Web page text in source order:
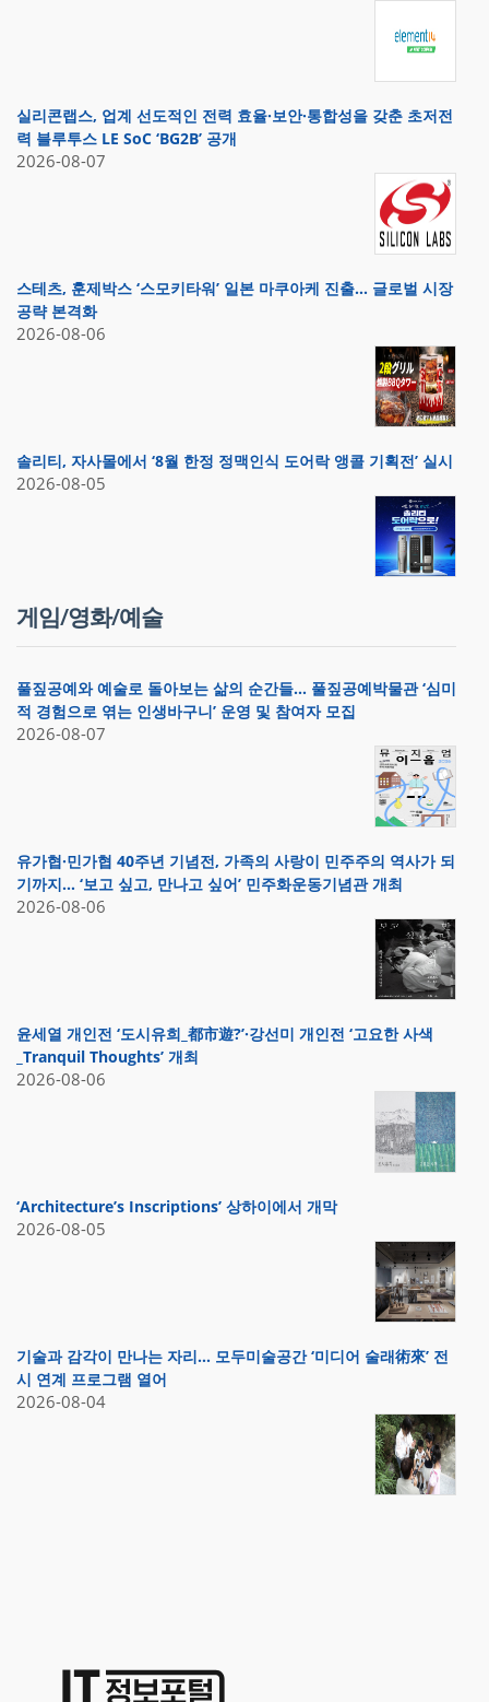
실리콘랩스, 업계 선도적인 전력 효율·보안·통합성을 갖춘 초저전
력 블루투스 LE SoC ‘BG2B’ 공개
2026-08-07
스테츠, 훈제박스 ‘스모키타워’ 일본 마쿠아케 진출… 글로벌 시장
공략 본격화
2026-08-06
솔리티, 자사몰에서 ‘8월 한정 정맥인식 도어락 앵콜 기획전’ 실시
2026-08-05
게임/영화/예술
풀짚공예와 예술로 돌아보는 삶의 순간들… 풀짚공예박물관 ‘심미
적 경험으로 엮는 인생바구니’ 운영 및 참여자 모집
2026-08-07
유가협·민가협 40주년 기념전, 가족의 사랑이 민주주의 역사가 되
기까지… ‘보고 싶고, 만나고 싶어’ 민주화운동기념관 개최
2026-08-06
윤세열 개인전 ‘도시유희_都市遊?’·강선미 개인전 ‘고요한 사색
_Tranquil Thoughts’ 개최
2026-08-06
‘Architecture’s Inscriptions’ 상하이에서 개막
2026-08-05
기술과 감각이 만나는 자리… 모두미술공간 ‘미디어 술래術來’ 전
시 연계 프로그램 열어
2026-08-04